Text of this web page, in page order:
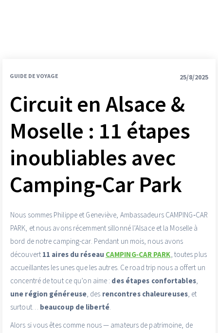
GUIDE DE VOYAGE 25/8/2025
Circuit en Alsace &
Moselle : 11 étapes
inoubliables avec
Camping‑Car Park
Nous sommes Philippe et Geneviève, Ambassadeurs CAMPING‑CAR
PARK, et nous avons récemment sillonné l’Alsace et la Moselle à
bord de notre camping-car. Pendant un mois, nous avons
découvert 11 aires du réseau CAMPING‑CAR PARK, toutes plus
accueillantes les unes que les autres. Ce road trip nous a offert un
concentré de tout ce qu’on aime : des étapes confortables,
une région généreuse, des rencontres chaleureuses, et
surtout… beaucoup de liberté.
Alors si vous êtes comme nous — amateurs de patrimoine, de